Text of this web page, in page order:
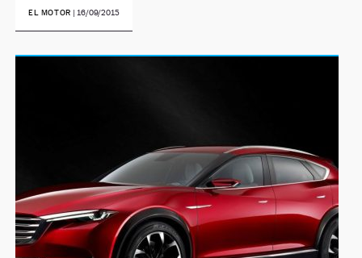
EL MOTOR | 16/09/2015